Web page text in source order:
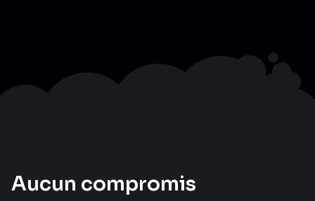
Aucun compromis